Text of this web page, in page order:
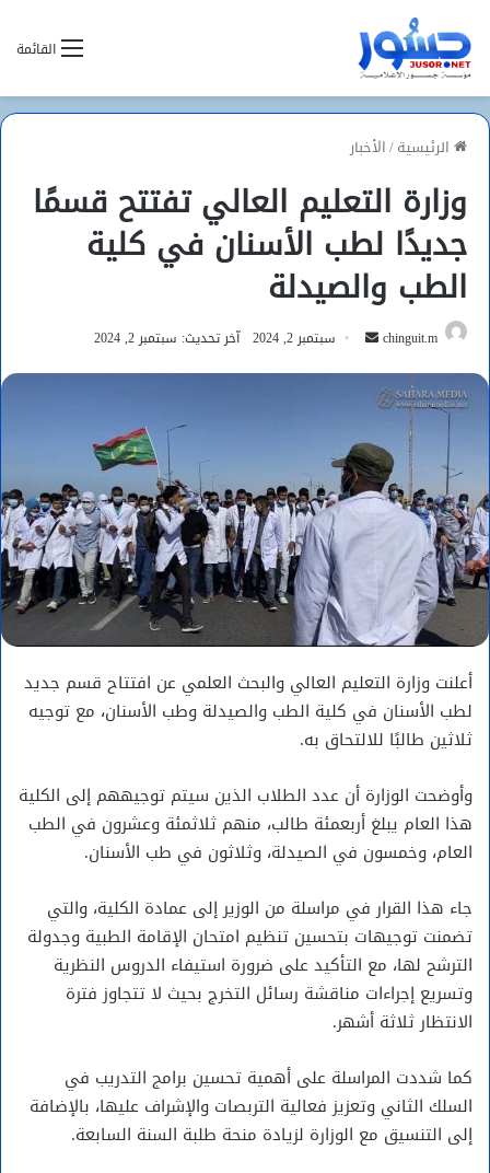
القائمة
الرئيسية/الأخبار
وزارة التعليم العالي تفتتح قسمًا
جديدًا لطب الأسنان في كلية
الطب والصيدلة
chinguit.m
أرسل سبتمبر 2, 2024 آخر تحديث: سبتمبر 2, 2024
أعلنت وزارة التعليم العالي والبحث العلمي عن افتتاح قسم جديد
لطب الأسنان في كلية الطب والصيدلة وطب الأسنان، مع توجيه
ثلاثين طالبًا للالتحاق به.
وأوضحت الوزارة أن عدد الطلاب الذين سيتم توجيههم إلى الكلية
هذا العام يبلغ أربعمئة طالب، منهم ثلاثمئة وعشرون في الطب
العام، وخمسون في الصيدلة، وثلاثون في طب الأسنان.
جاء هذا القرار في مراسلة من الوزير إلى عمادة الكلية، والتي
تضمنت توجيهات بتحسين تنظيم امتحان الإقامة الطبية وجدولة
الترشح لها، مع التأكيد على ضرورة استيفاء الدروس النظرية
وتسريع إجراءات مناقشة رسائل التخرج بحيث لا تتجاوز فترة
الانتظار ثلاثة أشهر.
كما شددت المراسلة على أهمية تحسين برامج التدريب في
السلك الثاني وتعزيز فعالية التربصات والإشراف عليها، بالإضافة
إلى التنسيق مع الوزارة لزيادة منحة طلبة السنة السابعة.